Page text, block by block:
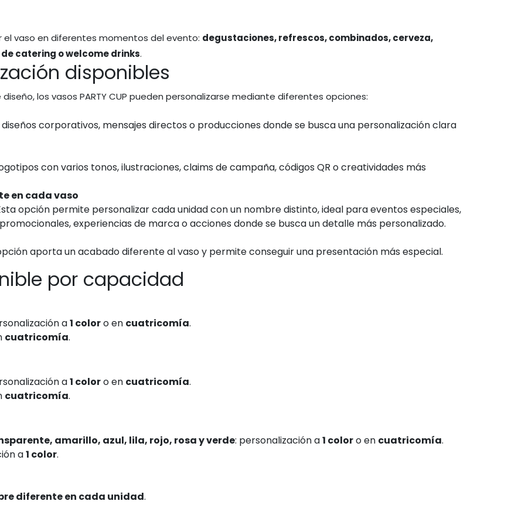
vaso en diferentes momentos del evento: degustaciones, refrescos, combinados, cerveza,
catering o welcome drinks.
disponibles
los vasos PARTY CUP pueden personalizarse mediante diferentes opciones:
corporativos, mensajes directos o producciones donde se busca una personalización clara
con varios tonos, ilustraciones, claims de campaña, códigos QR o creatividades más
en cada vaso
opción permite personalizar cada unidad con un nombre distinto, ideal para eventos especiales,
experiencias de marca o acciones donde se busca un detalle más personalizado.
aporta un acabado diferente al vaso y permite conseguir una presentación más especial.
por capacidad
a1 coloro en cuatricomía.
cuatricomía.
a1 coloro en cuatricomía.
cuatricomía.
amarillo, azul, lila, rojo, rosa y verde: personalización a1 coloro en cuatricomía.
a1 color.
diferente en cada unidad.